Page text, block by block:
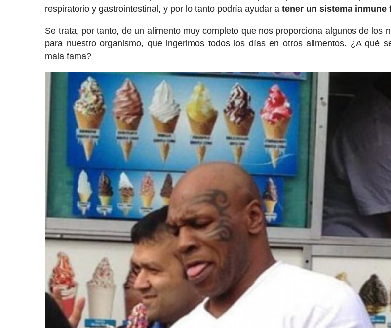
respiratorio y gastrointestinal, y por lo tanto podría ayudar atener un sistema inmune
Se trata, por tanto, de un alimento muy completo que nos proporciona algunos de los
para nuestro organismo, que ingerimos todos los días en otros alimentos. ¿A qué
mala fama?